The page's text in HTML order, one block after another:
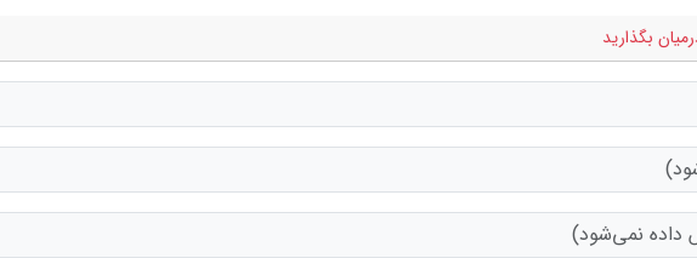
بگذارید